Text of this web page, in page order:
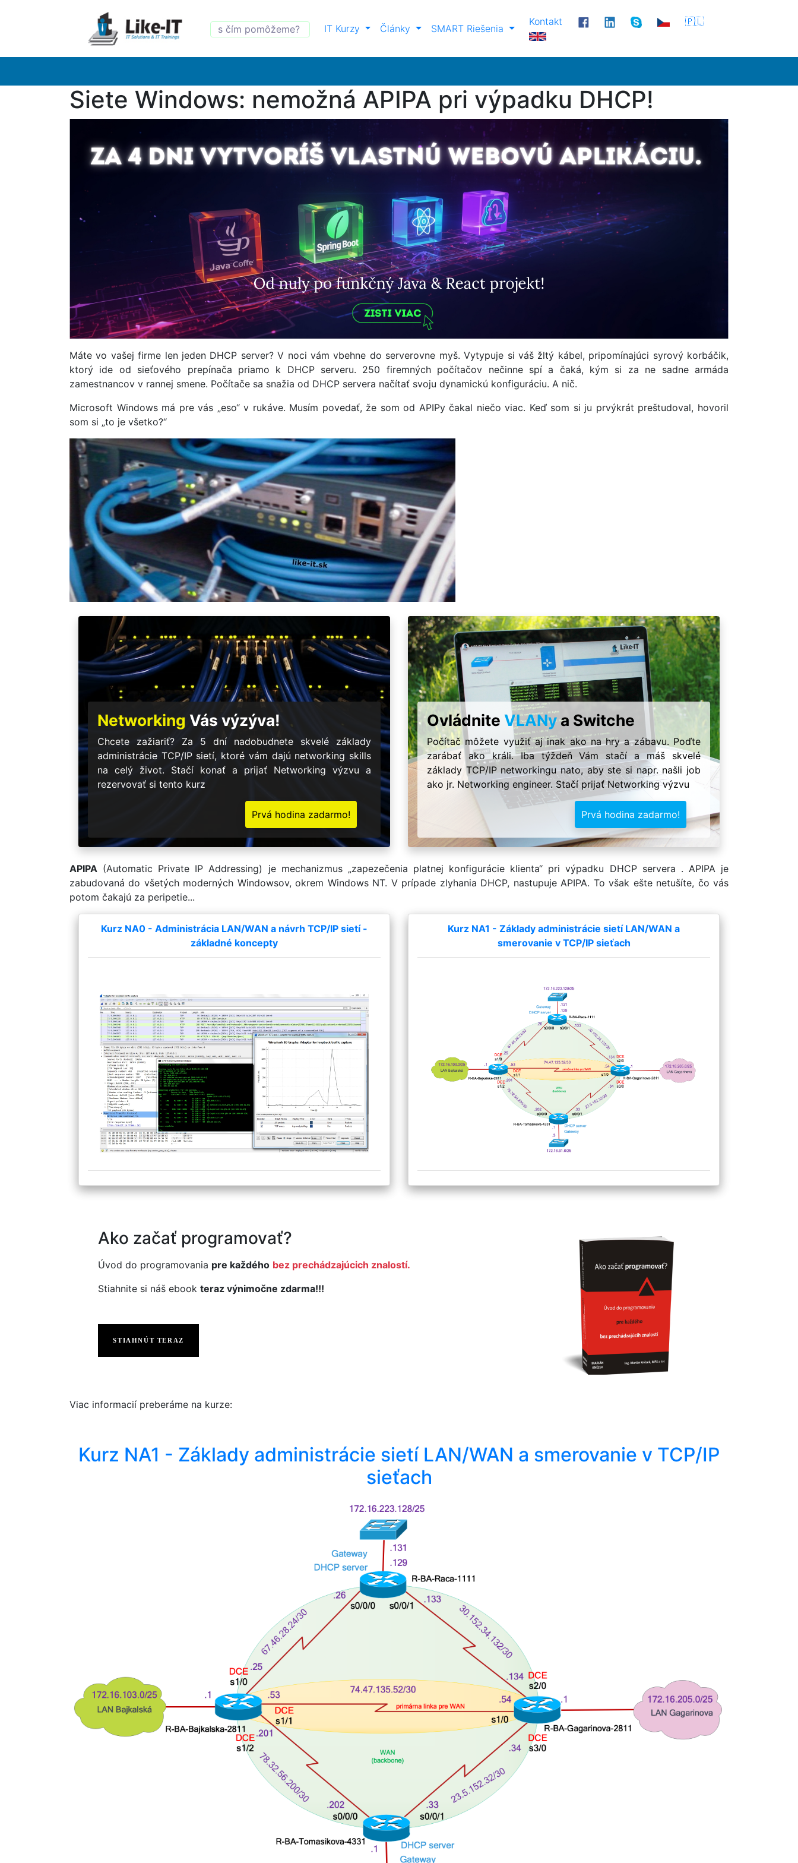
IT Kurzy Články SMART Riešenia
Kontakt 🇵🇱
Siete Windows: nemožná APIPA pri výpadku DHCP!
Máte vo vašej firme len jeden DHCP server? V noci vám vbehne do serverovne myš. Vytypuje si váš žltý kábel, pripomínajúci syrový korbáčik,
ktorý ide od sieťového prepínača priamo k DHCP serveru. 250 firemných počítačov nečinne spí a čaká, kým si za ne sadne armáda
zamestnancov v rannej smene. Počítače sa snažia od DHCP servera načítať svoju dynamickú konfiguráciu. A nič.
Microsoft Windows má pre vás „eso“ v rukáve. Musím povedať, že som od APIPy čakal niečo viac. Keď som si ju prvýkrát preštudoval, hovoril
som si „to je všetko?“
Networking Vás výzýva!
Chcete zažiariť? Za 5 dní nadobudnete skvelé základy
administrácie TCP/IP sietí, ktoré vám dajú networking skills
na celý život. Stačí konať a prijať Networking výzvu a
rezervovať si tento kurz
Prvá hodina zadarmo!
Ovládnite VLANya Switche
Počítač môžete využiť aj inak ako na hry a zábavu. Poďte
zarábať ako králi. Iba týždeň Vám stačí a máš skvelé
základy TCP/IP networkingu nato, aby ste si napr. našli job
ako jr. Networking engineer. Stačí prijať Networking výzvu
Prvá hodina zadarmo!
APIPA (Automatic Private IP Addressing) je mechanizmus „zapezečenia platnej konfigurácie klienta“ pri výpadku DHCP servera . APIPA je
zabudovaná do všetých moderných Windowsov, okrem Windows NT. V prípade zlyhania DHCP, nastupuje APIPA. To však ešte netušíte, čo vás
potom čakajú za peripetie...
Kurz NA0 - Administrácia LAN/WAN a návrh TCP/IP sietí -
základné koncepty
Kurz NA1 - Základy administrácie sietí LAN/WAN a
smerovanie v TCP/IP sieťach
Ako začať programovať?
Úvod do programovania pre každého bez prechádzajúcich znalostí.
Stiahnite si náš ebook teraz výnimočne zdarma!!!
STIAHNÚT TERAZ
Viac informacií preberáme na kurze:
Kurz NA1 - Základy administrácie sietí LAN/WAN a smerovanie v TCP/IP
sieťach